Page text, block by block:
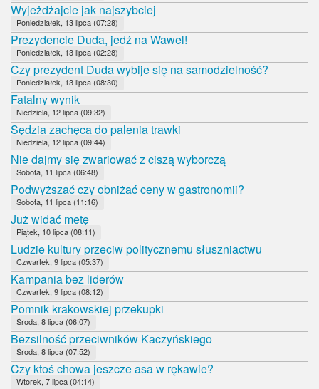
Wyjeżdżajcie jak najszybciej
Poniedziałek, 13 lipca (07:28)
Prezydencie Duda, jedź na Wawel!
Poniedziałek, 13 lipca (02:28)
Czy prezydent Duda wybije się na samodzielność?
Poniedziałek, 13 lipca (08:30)
Fatalny wynik
Niedziela, 12 lipca (09:32)
Sędzia zachęca do palenia trawki
Niedziela, 12 lipca (09:44)
Nie dajmy się zwariować z ciszą wyborczą
Sobota, 11 lipca (06:48)
Podwyższać czy obniżać ceny w gastronomii?
Sobota, 11 lipca (11:16)
Już widać metę
Piątek, 10 lipca (08:11)
Ludzie kultury przeciw politycznemu słuszniactwu
Czwartek, 9 lipca (05:37)
Kampania bez liderów
Czwartek, 9 lipca (08:12)
Pomnik krakowskiej przekupki
Środa, 8 lipca (06:07)
Bezsilność przeciwników Kaczyńskiego
Środa, 8 lipca (07:52)
Czy ktoś chowa jeszcze asa w rękawie?
Wtorek, 7 lipca (04:14)